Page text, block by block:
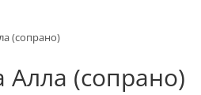
(сопрано)
(сопрано)